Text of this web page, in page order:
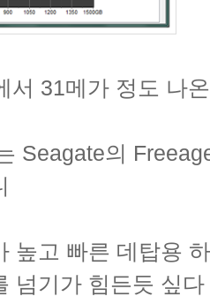
서 31메가 정도 나
Seagate의
높고 빠른 데탑용
넘기가 힘든듯 싶다